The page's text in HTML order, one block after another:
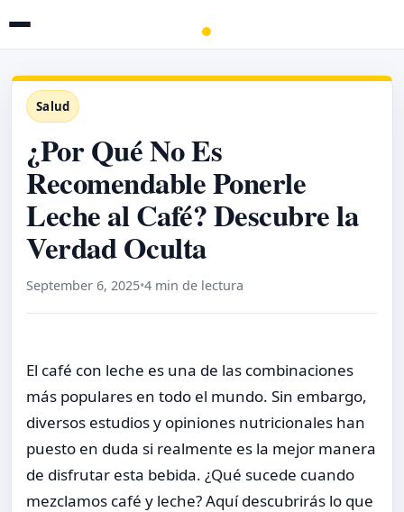
Salud
¿Por Qué No Es
Recomendable Ponerle
Leche al Café? Descubre la
Verdad Oculta
September 6, 2025•4 min de lectura
El café con leche es una de las combinaciones
más populares en todo el mundo. Sin embargo,
diversos estudios y opiniones nutricionales han
puesto en duda si realmente es la mejor manera
de disfrutar esta bebida. ¿Qué sucede cuando
mezclamos café y leche? Aquí descubrirás lo que